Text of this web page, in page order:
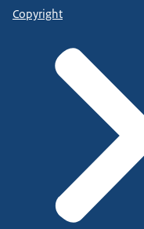
Copyright